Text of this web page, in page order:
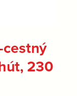
cestný
230